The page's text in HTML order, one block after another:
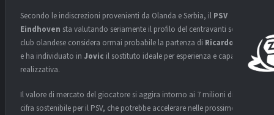
Secondo le indiscrezioni provenienti da Olanda e Serbia, il PSV
Eindhoven sta valutando seriamente il profilo del centravanti serbo. Il
club olandese considera ormai probabile la partenza di Ricardo Pepi
e ha individuato in Jovic il sostituto ideale per esperienza e capacità
realizzativa.
Il valore di mercato del giocatore si aggira intorno ai 7 milioni di euro,
cifra sostenibile per il PSV, che potrebbe accelerare nelle prossime